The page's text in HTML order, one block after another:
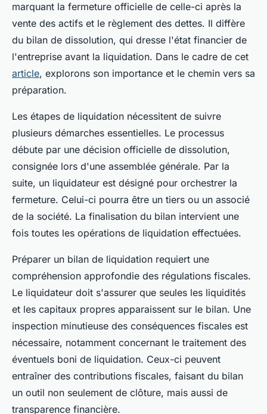
marquant la fermeture officielle de celle-ci après la
vente des actifs et le règlement des dettes. Il diffère
du bilan de dissolution, qui dresse l'état financier de
l'entreprise avant la liquidation. Dans le cadre de cet
article, explorons son importance et le chemin vers sa
préparation.
Les étapes de liquidation nécessitent de suivre
plusieurs démarches essentielles. Le processus
débute par une décision officielle de dissolution,
consignée lors d'une assemblée générale. Par la
suite, un liquidateur est désigné pour orchestrer la
fermeture. Celui-ci pourra être un tiers ou un associé
de la société. La finalisation du bilan intervient une
fois toutes les opérations de liquidation effectuées.
Préparer un bilan de liquidation requiert une
compréhension approfondie des régulations fiscales.
Le liquidateur doit s'assurer que seules les liquidités
et les capitaux propres apparaissent sur le bilan. Une
inspection minutieuse des conséquences fiscales est
nécessaire, notamment concernant le traitement des
éventuels boni de liquidation. Ceux-ci peuvent
entraîner des contributions fiscales, faisant du bilan
un outil non seulement de clôture, mais aussi de
transparence financière.